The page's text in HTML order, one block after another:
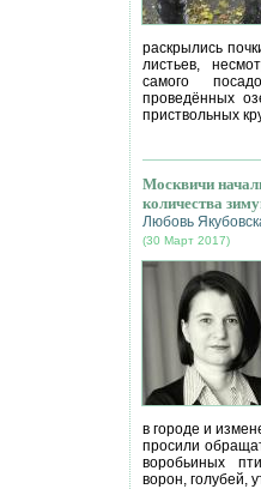
раскрылись
листьев,
самого
проведённых
приствольных
Москвичи
количества
Любовь
(30 Март 2017)
в городе и
просили
воробьиных
ворон, голубей,